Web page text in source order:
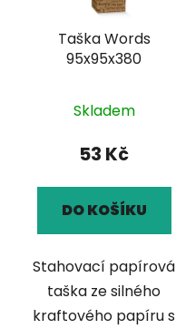
Taška Words
95x95x380
Skladem
53 Kč
DO KOŠÍKU
Stahovací papírová
taška ze silného
kraftového papíru s